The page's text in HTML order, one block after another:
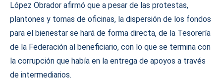
López Obrador afirmó que a pesar de las protestas,
plantones y tomas de oficinas, la dispersión de los fondos
para el bienestar se hará de forma directa, de la Tesorería
de la Federación al beneficiario, con lo que se termina con
la corrupción que había en la entrega de apoyos a través
de intermediarios.